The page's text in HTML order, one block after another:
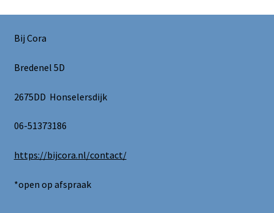
Bij Cora
Bredenel 5D
2675DD Honselersdijk
06-51373186
https://bijcora.nl/contact/
*open op afspraak